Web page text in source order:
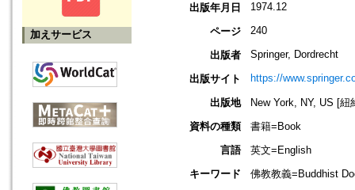
加えサービス
出版年月日 1974.12
ページ 240
出版者 Springer, Dordrecht
出版サイト https://
出版地
New York, NY, US [
資料の種類
書籍=Book
言語
英文=English
キーワード
佛教教義=Buddhist